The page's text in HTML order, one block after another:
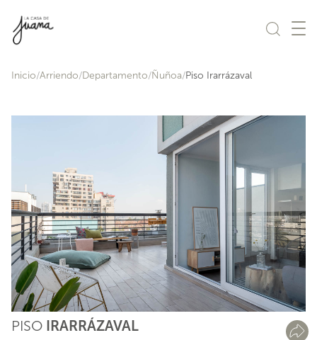
Inicio Arriendo Departamento Ñuñoa Piso Irarrázaval
PISO IRARRÁZAVAL